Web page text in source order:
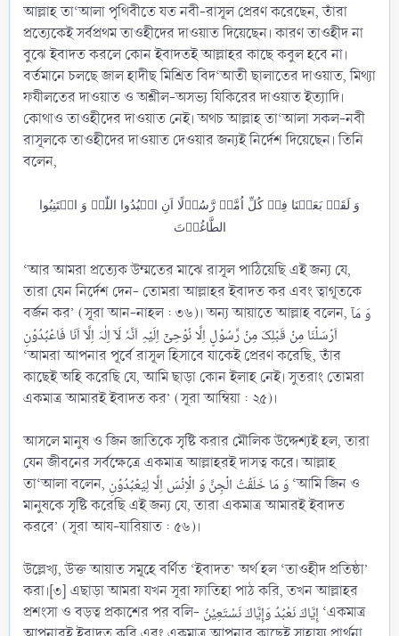
আল্লাহ তা‘আলা পৃথিবীতে যত নবী-রাসূল প্রেরণ করেছেন, তাঁরা
প্রত্যেকেই সর্বপ্রথম তাওহীদের দাওয়াত দিয়েছেন। কারণ তাওহীদ না
বুঝে ইবাদত করলে কোন ইবাদতই আল্লাহর কাছে কবুল হবে না।
বর্তমানে চলছে জাল হাদীছ মিশ্রিত বিদ‘আতী ছালাতের দাওয়াত, মিথ্যা
ফযীলতের দাওয়াত ও অশ্লীল-অসভ্য যিকিরের দাওয়াত ইত্যাদি।
কোথাও তাওহীদের দাওয়াত নেই। অথচ আল্লাহ তা‘আলা সকল-নবী
রাসূলকে তাওহীদের দাওয়াত দেওয়ার জন্যই নির্দেশ দিয়েছেন। তিনি
বলেন,
وَ لَقَدۡ بَعَثۡنَا فِیۡ کُلِّ اُمَّۃٍ رَّسُوۡلًا اَنِ اعۡبُدُوا اللّٰہَ وَ اجۡتَنِبُوا
الطَّاغُوۡتَ
‘আর আমরা প্রত্যেক উম্মতের মাঝে রাসূল পাঠিয়েছি এই জন্য যে,
তারা যেন নির্দেশ দেন- তোমরা আল্লাহর ইবাদত কর এবং ত্বাগূতকে
বর্জন কর’ (সূরা আন-নাহল : ৩৬)। অন্য আয়াতে আল্লাহ বলেন, وَ مَاۤ
اَرۡسَلۡنَا مِنۡ قَبۡلِکَ مِنۡ رَّسُوۡلٍ اِلَّا نُوۡحِیۡۤ اِلَیۡہِ اَنَّہٗ لَاۤ اِلٰہَ اِلَّاۤ اَنَا فَاعۡبُدُوۡنِ
‘আমরা আপনার পূর্বে রাসূল হিসাবে যাকেই প্রেরণ করেছি, তাঁর
কাছেই অহি করেছি যে, আমি ছাড়া কোন ইলাহ নেই। সুতরাং তোমরা
একমাত্র আমারই ইবাদত কর’ (সূরা আম্বিয়া : ২৫)।
আসলে মানুষ ও জিন জাতিকে সৃষ্টি করার মৌলিক উদ্দেশ্যই হল, তারা
যেন জীবনের সর্বক্ষেত্রে একমাত্র আল্লাহরই দাসত্ব করে। আল্লাহ
তা‘আলা বলেন, وَ مَا خَلَقۡتُ الۡجِنَّ وَ الۡاِنۡسَ اِلَّا لِیَعۡبُدُوۡنِ ‘আমি জিন ও
মানুষকে সৃষ্টি করেছি এই জন্য যে, তারা একমাত্র আমারই ইবাদত
করবে’ (সূরা আয-যারিয়াত : ৫৬)।
উল্লেখ্য, উক্ত আয়াত সমূহে বর্ণিত ‘ইবাদত’ অর্থ হল ‘তাওহীদ প্রতিষ্ঠা’
করা।[৩] এছাড়া আমরা যখন সূরা ফাতিহা পাঠ করি, তখন আল্লাহর
প্রশংসা ও বড়ত্ব প্রকাশের পর বলি- إِيَّاكَ نَعْبُدُ وَإِيَّاكَ نَسْتَعِيْنُ ‘একমাত্র